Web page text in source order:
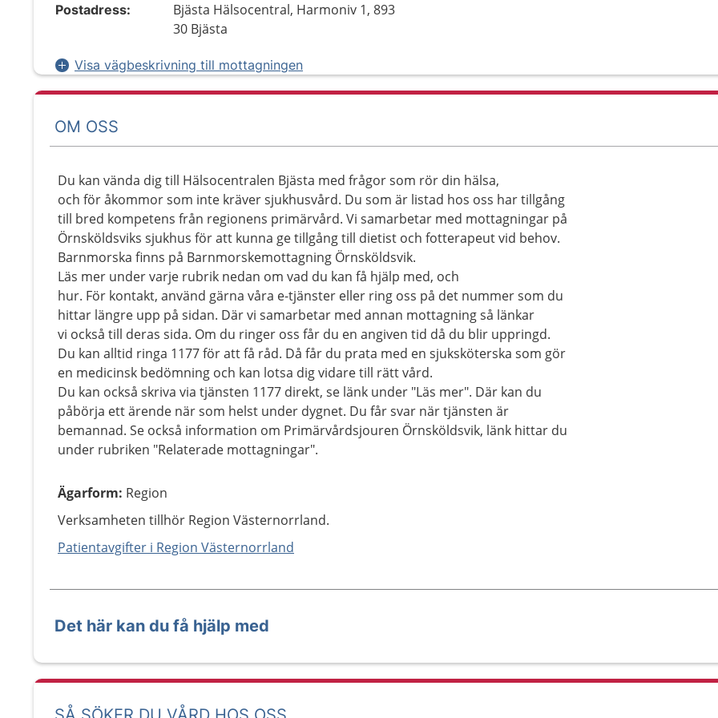
Postadress:
Bjästa Hälsocentral, Harmoniv 1, 893
30 Bjästa
Visa vägbeskrivning till mottagningen
OM OSS
Du kan vända dig till Hälsocentralen Bjästa med frågor som rör din hälsa,
och för åkommor som inte kräver sjukhusvård. Du som är listad hos oss har tillgång
till bred kompetens från regionens primärvård. Vi samarbetar med mottagningar på
Örnsköldsviks sjukhus för att kunna ge tillgång till dietist och fotterapeut vid behov.
Barnmorska finns på Barnmorskemottagning Örnsköldsvik.
Läs mer under varje rubrik nedan om vad du kan få hjälp med, och
hur. För kontakt, använd gärna våra e-tjänster eller ring oss på det nummer som du
hittar längre upp på sidan. Där vi samarbetar med annan mottagning så länkar
vi också till deras sida. Om du ringer oss får du en angiven tid då du blir uppringd.
Du kan alltid ringa 1177 för att få råd. Då får du prata med en sjuksköterska som gör
en medicinsk bedömning och kan lotsa dig vidare till rätt vård.
Du kan också skriva via tjänsten 1177 direkt, se länk under "Läs mer". Där kan du
påbörja ett ärende när som helst under dygnet. Du får svar när tjänsten är
bemannad. Se också information om Primärvårdsjouren Örnsköldsvik, länk hittar du
under rubriken "Relaterade mottagningar".
Ägarform: Region
Verksamheten tillhör Region Västernorrland.
Patientavgifter i Region Västernorrland
Det här kan du få hjälp med